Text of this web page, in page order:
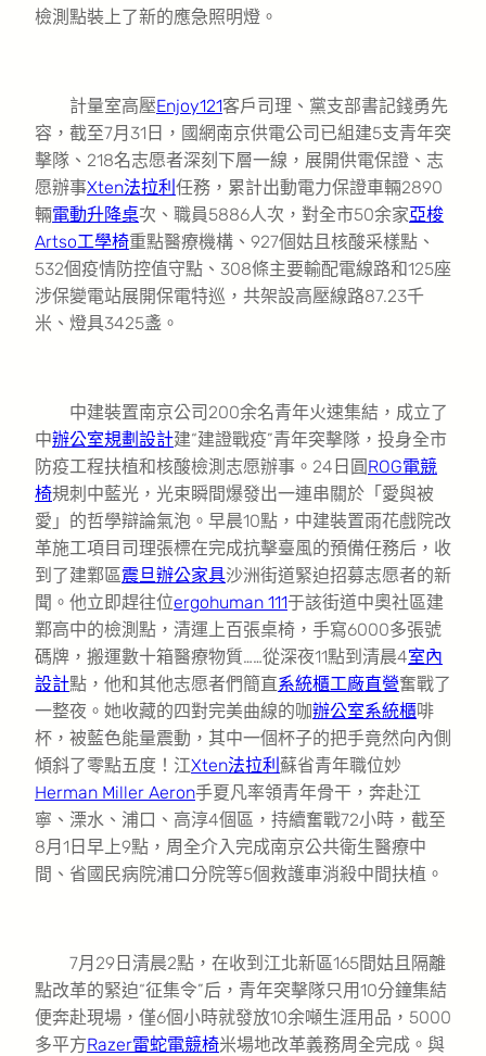
檢測點裝上了新的應急照明燈。
計量室高壓Enjoy121客戶司理、黨支部書記錢勇先
容，截至7月31日，國網南京供電公司已組建5支青年突
擊隊、218名志愿者深刻下層一線，展開供電保證、志
愿辦事Xten法拉利 任務，累計出動電力保證車輛2890
輛電動升降桌次、職員5886人次，對全市50余家亞梭
Artso工學椅重點醫療機構、927個姑且核酸采樣點、
532個疫情防控值守點、308條主要輸配電線路和125座
涉保變電站展開保電特巡，共架設高壓線路87.23千
米、燈具3425盞。
中建裝置南京公司200余名青年火速集結，成立了
中辦公室規劃設計建“建證戰疫”青年突擊隊，投身全市
防疫工程扶植和核酸檢測志愿辦事。24日圓ROG電競
椅規刺中藍光，光束瞬間爆發出一連串關於「愛與被
愛」的哲學辯論氣泡。早晨10點，中建裝置雨花戲院改
革施工項目司理張標在完成抗擊臺風的預備任務后，收
到了建鄴區震旦辦公家具沙洲街道緊迫招募志愿者的新
聞。他立即趕往位ergohuman 111于該街道中奧社區建
鄴高中的檢測點，清運上百張桌椅，手寫6000多張號
碼牌，搬運數十箱醫療物質……從深夜11點到清晨4室內
設計點，他和其他志愿者們簡直系統櫃工廠直營奮戰了
一整夜。她收藏的四對完美曲線的咖辦公室系統櫃啡
杯，被藍色能量震動，其中一個杯子的把手竟然向內側
傾斜了零點五度！江Xten法拉利 蘇省青年職位妙
Herman Miller Aeron手夏凡率領青年骨干，奔赴江
寧、溧水、浦口、高淳4個區，持續奮戰72小時，截至
8月1日早上9點，周全介入完成南京公共衛生醫療中
間、省國民病院浦口分院等5個救護車消殺中間扶植。
7月29日清晨2點，在收到江北新區165間姑且隔離
點改革的緊迫“征集令”后，青年突擊隊只用10分鐘集結
便奔赴現場，僅6個小時就發放10余噸生涯用品，5000
多平方Razer雷蛇電競椅米場地改革義務周全完成。與